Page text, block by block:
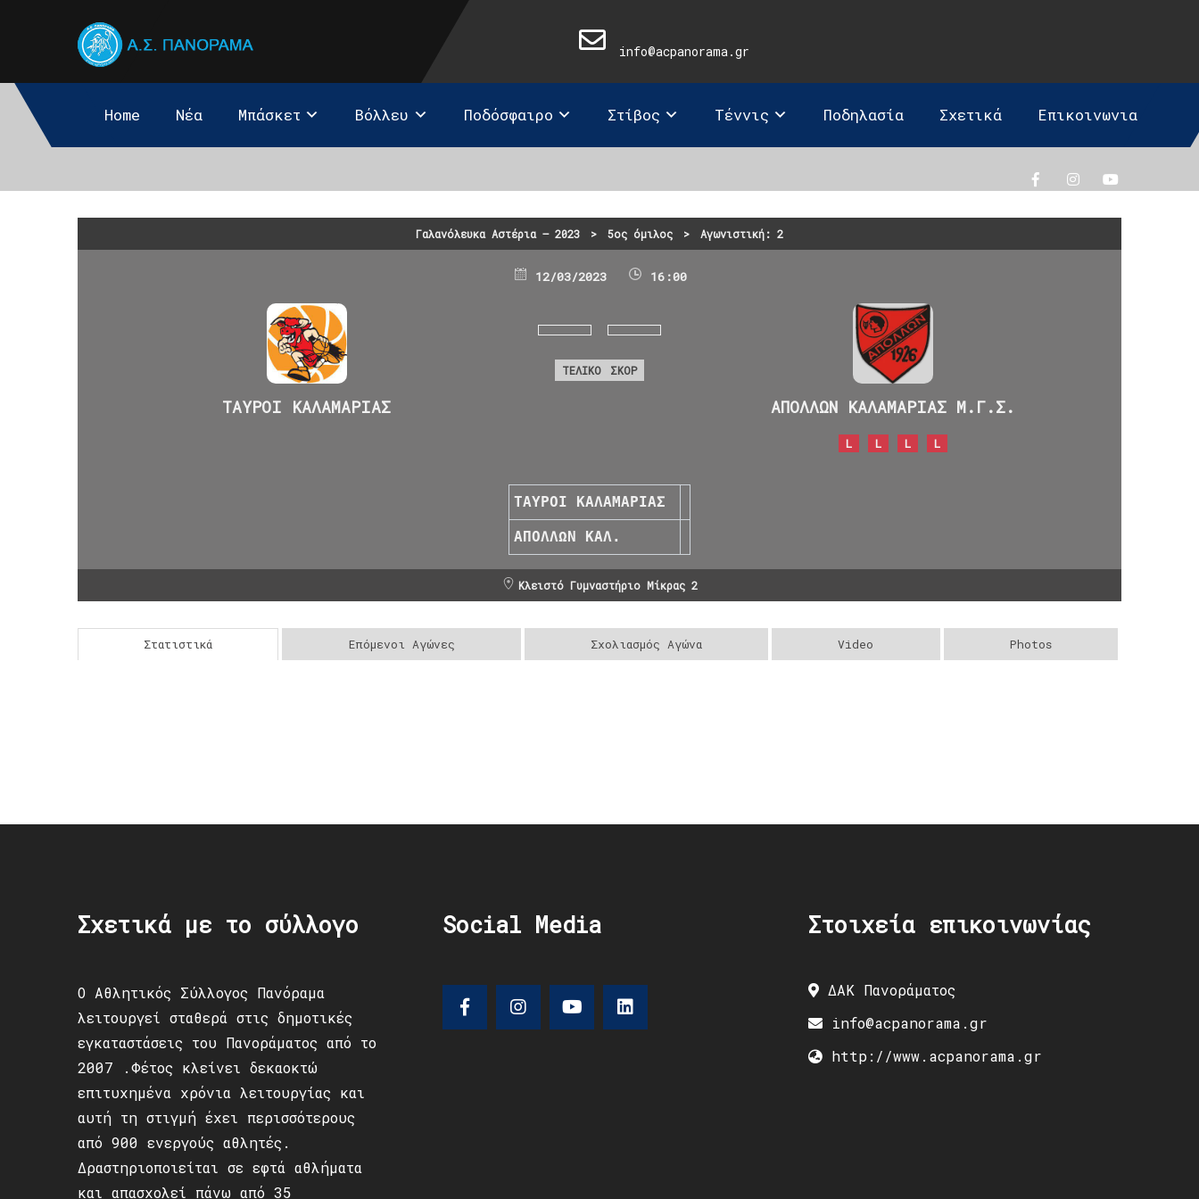
info@acpanorama.gr
Home Νέα Μπάσκετ Βόλλευ Ποδόσφαιρο Στίβος Τέννις Ποδηλασία Σχετικά Επικοινωνια
Γαλανόλευκα Αστέρια – 2023 > 5ος όμιλος > Αγωνιστική: 2
12/03/2023 16:00
ΤΑΥΡΟΙ ΚΑΛΑΜΑΡΙΑΣ
ΤΕΛΙΚΟ ΣΚΟΡ
ΑΠΟΛΛΩΝ ΚΑΛΑΜΑΡΙΑΣ Μ.Γ.Σ.
L L L L
ΤΑΥΡΟΙ ΚΑΛΑΜΑΡΙΑΣ
ΑΠΟΛΛΩΝ ΚΑΛ.
Κλειστό Γυμναστήριο Μίκρας 2
Στατιστικά Επόμενοι Αγώνες Σχολιασμός Αγώνα Video Photos
Σχετικά με το σύλλογο
Ο Αθλητικός Σύλλογος Πανόραμα
λειτουργεί σταθερά στις δημοτικές
εγκαταστάσεις του Πανοράματος από το
2007 .Φέτος κλείνει δεκαοκτώ
επιτυχημένα χρόνια λειτουργίας και
αυτή τη στιγμή έχει περισσότερους
από 900 ενεργούς αθλητές.
Δραστηριοποιείται σε εφτά αθλήματα
και απασχολεί πάνω από 35
Social Media Στοιχεία επικοινωνίας
ΔΑΚ Πανοράματος
info@acpanorama.gr
http://www.acpanorama.gr